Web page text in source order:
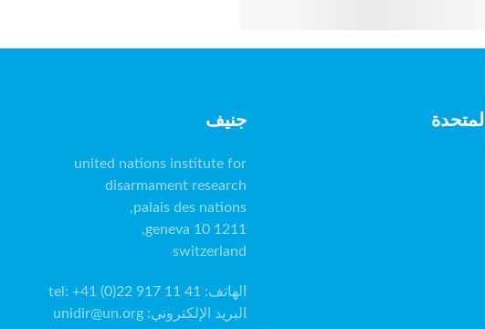
جنيف
switzerland
الهاتف:
tel: +41 (0)22 917 11 41
البريد الإلكتروني:
unidir@un.org